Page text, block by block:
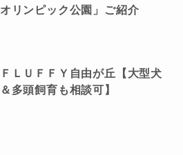
オリンピック公園」ご紹介
ＦＬＵＦＦＹ自由が丘【大型犬
＆多頭飼育も相談可】